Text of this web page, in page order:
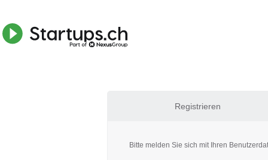
Registrieren
Bitte melden Sie sich mit Ihren